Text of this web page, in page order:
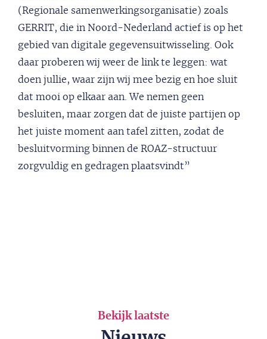
(Regionale samenwerkingsorganisatie) zoals
GERRIT, die in Noord-Nederland actief is op het
gebied van digitale gegevensuitwisseling. Ook
daar proberen wij weer de link te leggen: wat
doen jullie, waar zijn wij mee bezig en hoe sluit
dat mooi op elkaar aan. We nemen geen
besluiten, maar zorgen dat de juiste partijen op
het juiste moment aan tafel zitten, zodat de
besluitvorming binnen de ROAZ-structuur
zorgvuldig en gedragen plaatsvindt”
Bekijk laatste